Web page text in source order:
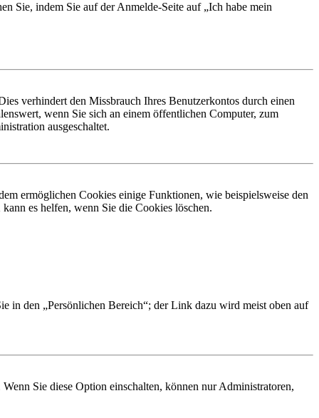
Sie, indem Sie auf der Anmelde-Seite auf „Ich habe mein
verhindert den Missbrauch Ihres Benutzerkontos durch einen
wenn Sie sich an einem öffentlichen Computer, zum
ausgeschaltet.
ermöglichen Cookies einige Funktionen, wie beispielsweise den
es helfen, wenn Sie die Cookies löschen.
in den „Persönlichen Bereich“; der Link dazu wird meist oben auf
Sie diese Option einschalten, können nur Administratoren,